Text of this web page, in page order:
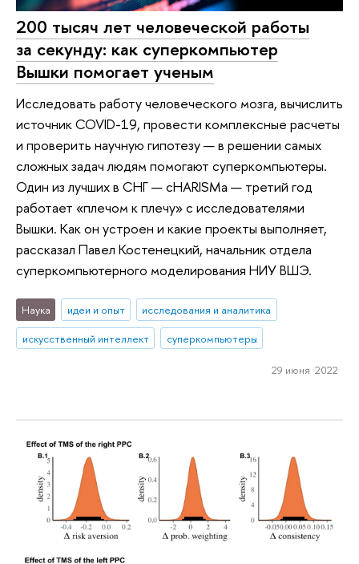
200 тысяч лет человеческой работы
за секунду: как суперкомпьютер
Вышки помогает ученым
Исследовать работу человеческого мозга, вычислить
источник COVID-19, провести комплексные расчеты
и проверить научную гипотезу — в решении самых
сложных задач людям помогают суперкомпьютеры.
Один из лучших в СНГ — cHARISMa — третий год
работает «плечом к плечу» с исследователями
Вышки. Как он устроен и какие проекты выполняет,
рассказал Павел Костенецкий, начальник отдела
суперкомпьютерного моделирования НИУ ВШЭ.
Наука идеи и опыт
исследования и аналитика
искусственный интеллект
суперкомпьютеры
29 июня 2022